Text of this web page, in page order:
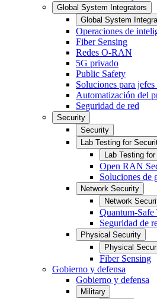
Global System Integrators
Global System
Operaciones de
Fiber Sensing
Redes O-RAN
5G privado
Public Safety
Soluciones para
Automatización del
Seguridad de red
Security
Security
Lab Testing for
Lab Testing
Open RAN
Soluciones de
Network Security
Network
Quantum-
Seguridad de
Physical Security
Physical
Fiber Sensing
Gobierno y defensa
Gobierno y defensa
Military